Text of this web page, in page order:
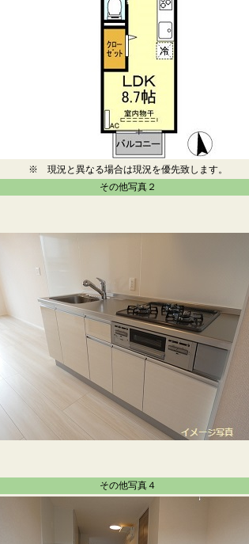
※ 現況と異なる場合は現況を優先致します。
その他写真２
その他写真４